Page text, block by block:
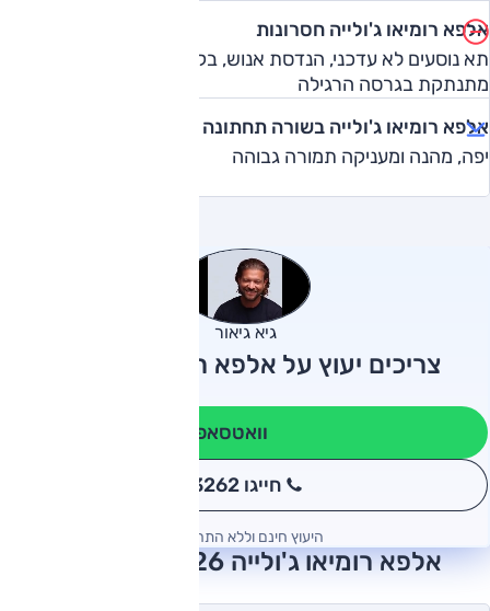
אלפא רומיאו ג'ולייה חסרונות
תא נוסעים לא עדכני, הנדסת אנוש, בקרת יציבות בלתי
מתנתקת בגרסה הרגילה
אלפא רומיאו ג'ולייה בשורה תחתונה
יפה, מהנה ומעניקה תמורה גבוהה
גיא גיאור
צריכים יעוץ על אלפא רומיאו ג'ולייה?
וואטסאפ
חייגו 3262
היעוץ חינם וללא התחייבות
אלפא רומיאו ג'ולייה 2026 חוות דעת